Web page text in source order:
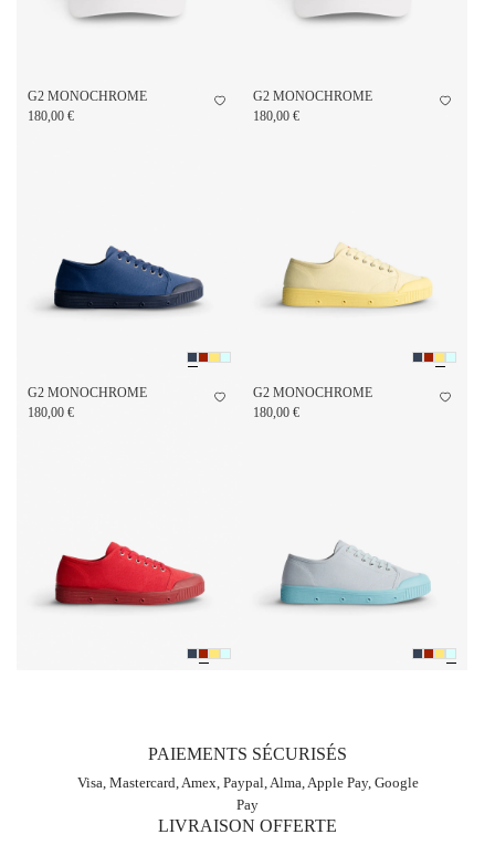
G2 MONOCHROME
180,00 €
G2 MONOCHROME
180,00 €
G2 MONOCHROME
180,00 €
G2 MONOCHROME
180,00 €
PAIEMENTS SÉCURISÉS
Visa, Mastercard, Amex, Paypal, Alma, Apple Pay, Google
Pay
LIVRAISON OFFERTE